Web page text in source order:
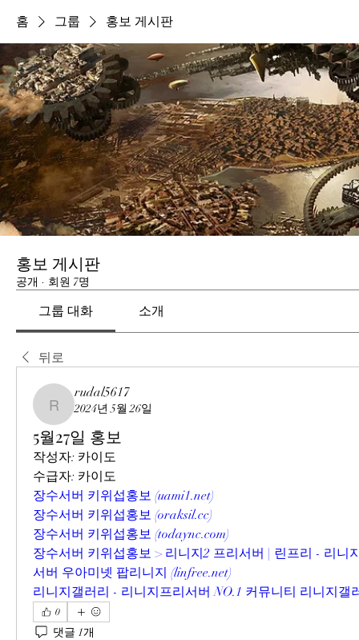
홈 그룹 홍보 게시판
홍보 게시판
공개 · 회원 7명
그룹 대화 소개
뒤로
rudal5617
rudal5617
2024년 5월 26일
5월27일 홍보
작성자: 카이도
수급자: 카이도
장수서버 키위섭홍보 (uami1.net)
장수서버 키위섭홍보 (oraksil.cc)
장수서버 키위섭홍보 (todaync.com)
장수서버 키위섭홍보 > 리니지2 프리서버 | 린프리 - 리니
서버 우아미넷 팝리니지 (linfree.net)
리니지갤러리 - 리니지프리서버 NO.1 커뮤니티 리니지갤
0
댓글 1개